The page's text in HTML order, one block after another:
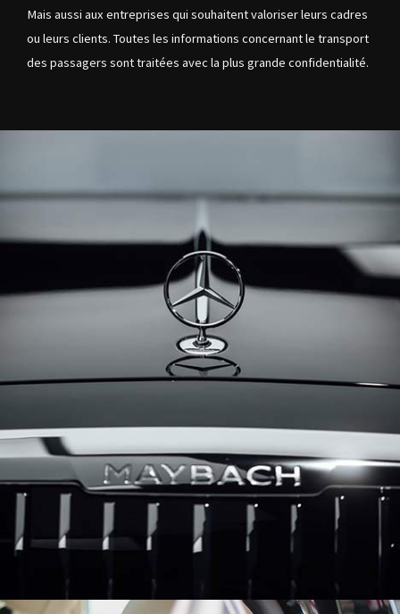
Mais aussi aux entreprises qui souhaitent valoriser leurs cadres
ou leurs clients. Toutes les informations concernant le transport
des passagers sont traitées avec la plus grande confidentialité.